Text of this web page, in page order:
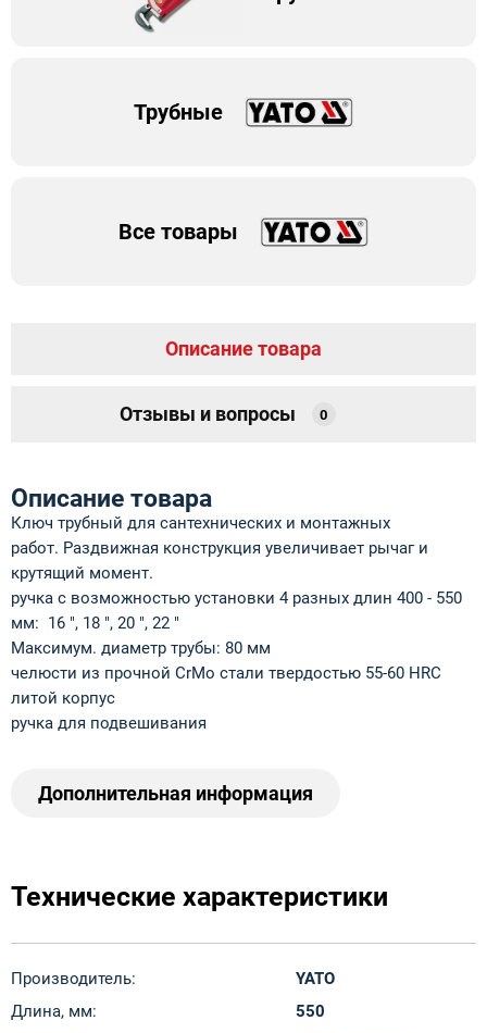
Трубные
Все товары
Описание товара
Отзывы и вопросы 0
Описание товара
Ключ трубный для сантехнических и монтажных
работ. Раздвижная конструкция увеличивает рычаг и
крутящий момент.
ручка с возможностью установки 4 разных длин 400 - 550
мм: 16 ″, 18 ″, 20 ″, 22 ″
Максимум. диаметр трубы: 80 мм
челюсти из прочной CrMo стали твердостью 55-60 HRC
литой корпус
ручка для подвешивания
Дополнительная информация
Технические характеристики
Производитель:
YATO
Длина, мм:
550